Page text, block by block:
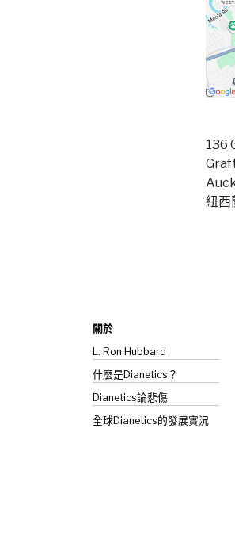
136
紐西
關於
L. Ron Hubbard
什麼是Dianetics？
Dianetics論悲傷
全球Dianetics的發展實況